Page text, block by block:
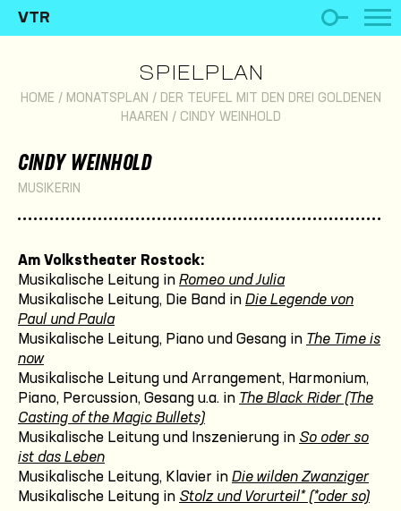
VTR
SPIELPLAN
HOME / MONATSPLAN / DER TEUFEL MIT DEN DREI GOLDENEN
HAAREN / CINDY WEINHOLD
CINDY WEINHOLD
MUSIKERIN
Am Volkstheater Rostock:
Musikalische Leitung in Romeo und Julia
Musikalische Leitung, Die Band in Die Legende von
Paul und Paula
Musikalische Leitung, Piano und Gesang in The Time is
now
Musikalische Leitung und Arrangement, Harmonium,
Piano, Percussion, Gesang u.a. in The Black Rider (The
Casting of the Magic Bullets)
Musikalische Leitung und Inszenierung in So oder so
ist das Leben
Musikalische Leitung, Klavier in Die wilden Zwanziger
Musikalische Leitung in Stolz und Vorurteil* (*oder so)